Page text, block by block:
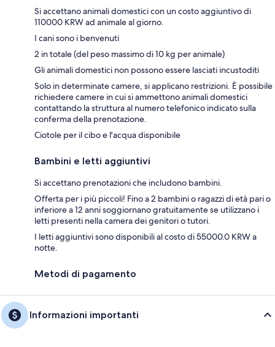
Si accettano animali domestici con un costo aggiuntivo di
110000 KRW ad animale al giorno.
I cani sono i benvenuti
2 in totale (del peso massimo di 10 kg per animale)
Gli animali domestici non possono essere lasciati incustoditi
Solo in determinate camere, si applicano restrizioni. È possibile
richiedere camere in cui si ammettono animali domestici
contattando la struttura al numero telefonico indicato sulla
conferma della prenotazione.
Ciotole per il cibo e l'acqua disponibile
Bambini e letti aggiuntivi
Si accettano prenotazioni che includono bambini.
Offerta per i più piccoli! Fino a 2 bambini o ragazzi di età pari o
inferiore a 12 anni soggiornano gratuitamente se utilizzano i
letti presenti nella camera dei genitori o tutori.
I letti aggiuntivi sono disponibili al costo di 55000.0 KRW a
notte.
Metodi di pagamento
Informazioni importanti